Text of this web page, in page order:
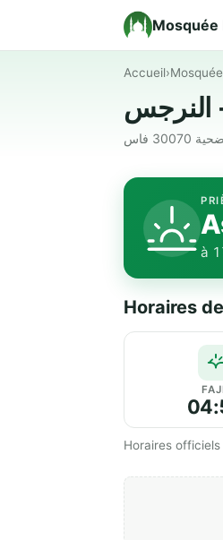
Mosquée
Accueil›
à